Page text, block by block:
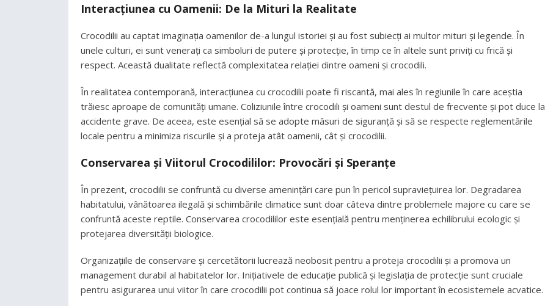
Interacțiunea cu Oamenii: De la Mituri la Realitate
Crocodilii au captat imaginația oamenilor de-a lungul istoriei și au fost subiecți ai multor mituri și legende. În
unele culturi, ei sunt venerați ca simboluri de putere și protecție, în timp ce în altele sunt priviți cu frică și
respect. Această dualitate reflectă complexitatea relației dintre oameni și crocodili.
În realitatea contemporană, interacțiunea cu crocodilii poate fi riscantă, mai ales în regiunile în care aceștia
trăiesc aproape de comunități umane. Coliziunile între crocodili și oameni sunt destul de frecvente și pot duce la
accidente grave. De aceea, este esențial să se adopte măsuri de siguranță și să se respecte reglementările
locale pentru a minimiza riscurile și a proteja atât oamenii, cât și crocodilii.
Conservarea și Viitorul Crocodililor: Provocări și Speranțe
În prezent, crocodilii se confruntă cu diverse amenințări care pun în pericol supraviețuirea lor. Degradarea
habitatului, vânătoarea ilegală și schimbările climatice sunt doar câteva dintre problemele majore cu care se
confruntă aceste reptile. Conservarea crocodililor este esențială pentru menținerea echilibrului ecologic și
protejarea diversității biologice.
Organizațiile de conservare și cercetătorii lucrează neobosit pentru a proteja crocodilii și a promova un
management durabil al habitatelor lor. Inițiativele de educație publică și legislația de protecție sunt cruciale
pentru asigurarea unui viitor în care crocodilii pot continua să joace rolul lor important în ecosistemele acvatice.